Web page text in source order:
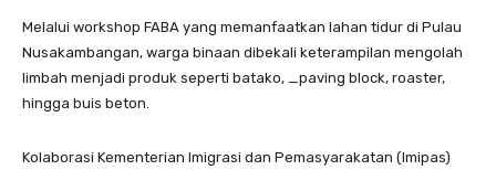
Melalui workshop FABA yang memanfaatkan lahan tidur di Pulau
Nusakambangan, warga binaan dibekali keterampilan mengolah
limbah menjadi produk seperti batako, _paving block, roaster,
hingga buis beton.
Kolaborasi Kementerian Imigrasi dan Pemasyarakatan (Imipas)